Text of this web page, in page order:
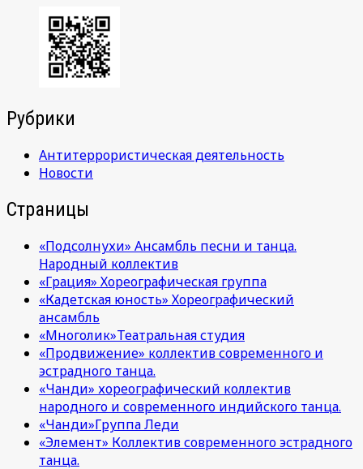
Рубрики
Антитеррористическая деятельность
Новости
Страницы
«Подсолнухи» Ансамбль песни и танца.
Народный коллектив
«Грация» Хореографическая группа
«Кадетская юность» Хореографический
ансамбль
«Многолик»Театральная студия
«Продвижение» коллектив современного и
эстрадного танца.
«Чанди» хореографический коллектив
народного и современного индийского танца.
«Чанди»Группа Леди
«Элемент» Коллектив современного эстрадного
танца.